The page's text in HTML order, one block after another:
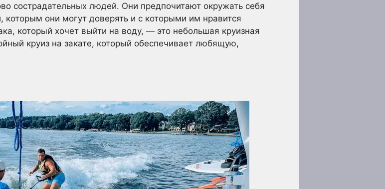
сострадательных людей. Они предпочитают окружать себя
они могут доверять и с которыми им нравится
который хочет выйти на воду, — это небольшая круизная
круиз на закате, который обеспечивает любящую,